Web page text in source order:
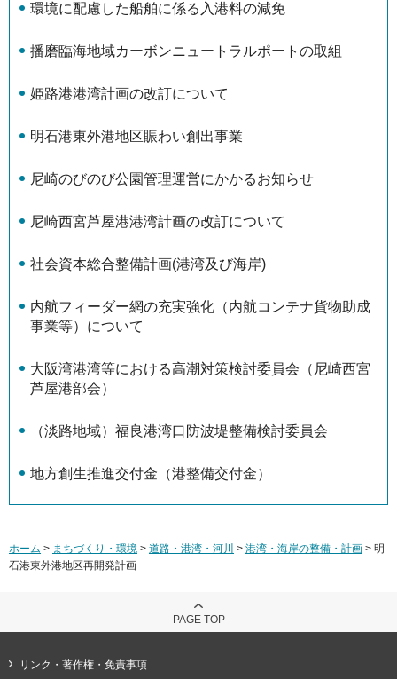
環境に配慮した船舶に係る入港料の減免
播磨臨海地域カーボンニュートラルポートの取組
姫路港港湾計画の改訂について
明石港東外港地区賑わい創出事業
尼崎のびのび公園管理運営にかかるお知らせ
尼崎西宮芦屋港港湾計画の改訂について
社会資本総合整備計画(港湾及び海岸)
内航フィーダー網の充実強化（内航コンテナ貨物助成
事業等）について
大阪湾港湾等における高潮対策検討委員会（尼崎西宮
芦屋港部会）
（淡路地域）福良港湾口防波堤整備検討委員会
地方創生推進交付金（港整備交付金）
ホーム > まちづくり・環境 > 道路・港湾・河川 > 港湾・海岸の整備・計画 > 明
石港東外港地区再開発計画
PAGE TOP
リンク・著作権・免責事項